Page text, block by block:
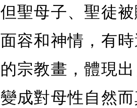
但聖母子、聖徒
面容和神情，有
的宗教畫，體現
變成對母性自然